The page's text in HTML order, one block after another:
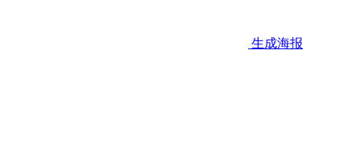
生成海报